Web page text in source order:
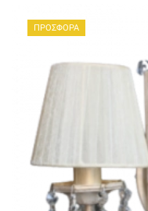
ΠΡΟΣΦΟΡΑ